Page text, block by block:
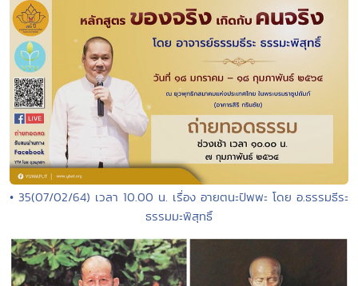
• 35(07/02/64) เวลา 10.00 น. เรื่อง อายตนะปัพพะ โดย อ.ธรรมธีระ
ธรรมมะพิสุทธิ์